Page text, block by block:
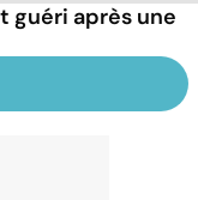
guéri après une